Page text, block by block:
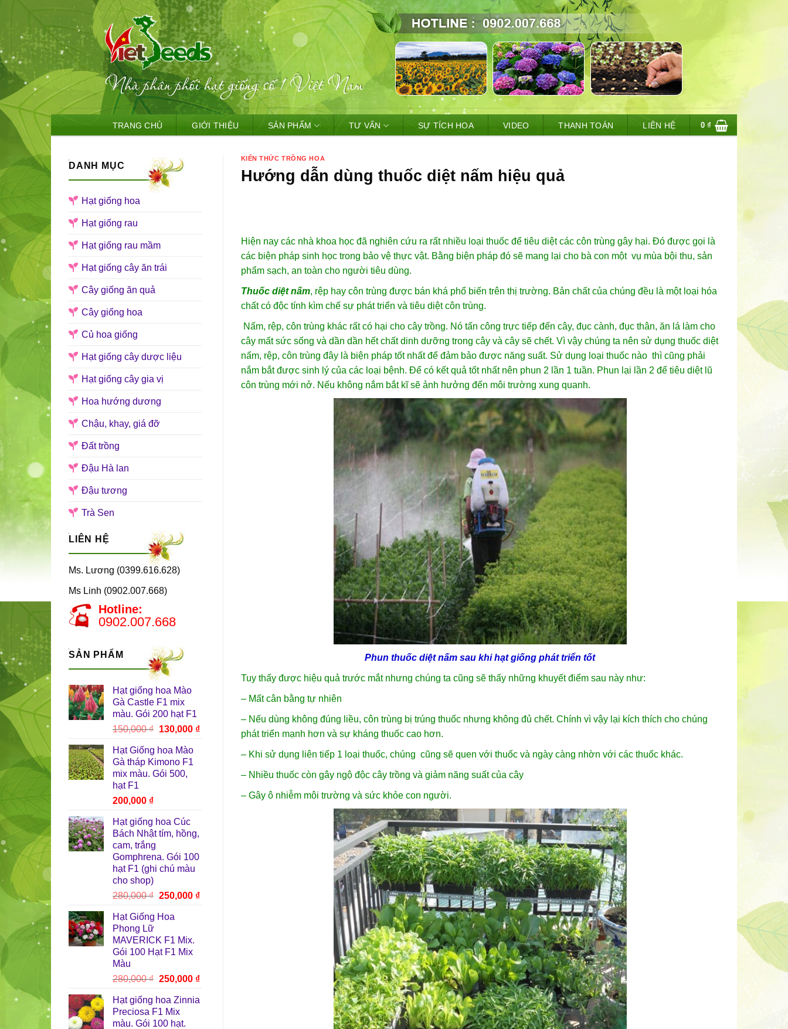
to
content
TRANG CHỦ GIỚI THIỆU SẢN PHẨM TƯ VẤN SỰ TÍCH HOA VIDEO THANH TOÁN LIÊN HỆ 0₫
DANH MỤC
Hạt giống hoa
Hạt giống rau
Hạt giống rau mầm
Hạt giống cây ăn trái
Cây giống ăn quả
Cây giống hoa
Củ hoa giống
Hạt giống cây dược liệu
Hạt giống cây gia vị
Hoa hướng dương
Chậu, khay, giá đỡ
Đất trồng
Đậu Hà lan
Đậu tương
Trà Sen
LIÊN HỆ
Ms. Lương (0399.616.628)
Ms Linh (0902.007.668)
Hotline:
0902.007.668
SẢN PHẨM
Hạt giống hoa Mào
Gà Castle F1 mix
màu. Gói 200 hạt F1
150,000₫ Giá
là:
150,000 ₫.
130,000 ₫Giá
130,000 ₫.
Hạt Giống hoa Mào
Gà tháp Kimono F1
mix màu. Gói 500,
hạt F1
200,000 ₫
Hạt giống hoa Cúc
Bách Nhật tím, hồng,
cam, trắng
Gomphrena. Gói 100
hạt F1 (ghi chú màu
cho shop)
280,000₫ Giá
là:
250,000 ₫Giá
Hạt Giống Hoa
Phong Lữ
MAVERICK F1 Mix.
Gói 100 Hạt F1 Mix
Màu
280,000₫ Giá
là:
280,000 ₫.
250,000 ₫Giá
tại
Hạt giống hoa Zinnia
Preciosa F1 Mix
màu. Gói 100 hạt.
KIẾN THỨC TRỒNG HOA
Hướng dẫn dùng thuốc diệt nấm hiệu quả
Hiện nay các nhà khoa học đã nghiên cứu ra rất nhiều loại thuốc để tiêu diệt các côn trùng gây hại. Đó được gọi là
các biện pháp sinh học trong bảo vệ thực vật. Bằng biện pháp đó sẽ mang lại cho bà con một vụ mùa bội thu, sản
phẩm sạch, an toàn cho người tiêu dùng.
Thuốc diệt nấm, rệp hay côn trùng được bán khá phổ biến trên thị trường. Bản chất của chúng đều là một loại hóa
chất có độc tính kìm chế sự phát triển và tiêu diệt côn trùng.
Nấm, rệp, côn trùng khác rất có hại cho cây trồng. Nó tấn công trực tiếp đến cây, đục cành, đục thân, ăn lá làm cho
cây mất sức sống và dần dần hết chất dinh dưỡng trong cây và cây sẽ chết. Vì vậy chúng ta nên sử dụng thuốc diệt
nấm, rệp, côn trùng đây là biện pháp tốt nhất để đảm bảo được năng suất. Sử dụng loại thuốc nào thì cũng phải
nắm bắt được sinh lý của các loại bệnh. Để có kết quả tốt nhất nên phun 2 lần 1 tuần. Phun lại lần 2 để tiêu diệt lũ
côn trùng mới nở. Nếu không nắm bắt kĩ sẽ ảnh hưởng đến môi trường xung quanh.
Phun thuốc diệt nấm sau khihạt giống phát triển tốt
Tuy thấy được hiệu quả trước mắt nhưng chúng ta cũng sẽ thấy những khuyết điểm sau này như:
– Mất cân bằng tự nhiên
– Nếu dùng không đúng liều, côn trùng bị trúng thuốc nhưng không đủ chết. Chính vì vậy lại kích thích cho chúng
phát triển mạnh hơn và sự kháng thuốc cao hơn.
– Khi sử dụng liên tiếp 1 loại thuốc, chúng cũng sẽ quen với thuốc và ngày càng nhờn với các thuốc khác.
– Nhiều thuốc còn gây ngộ độc cây trồng và giảm năng suất của cây
– Gây ô nhiễm môi trường và sức khỏe con người.